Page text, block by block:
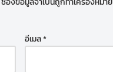
อีเมล*